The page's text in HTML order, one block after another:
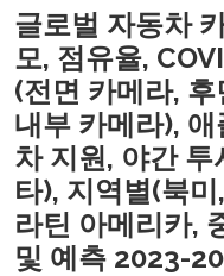
글로벌 자동차
모, 점유율,
(전면 카메라,
내부 카메라),
차 지원, 야간 투
타), 지역별(북
라틴 아메리카,
및 예측 2023-